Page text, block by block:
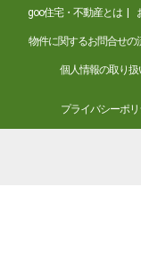
goo住宅・不動産とは
物件に関するお問合せの
個人情報の取り
プライバシーポ